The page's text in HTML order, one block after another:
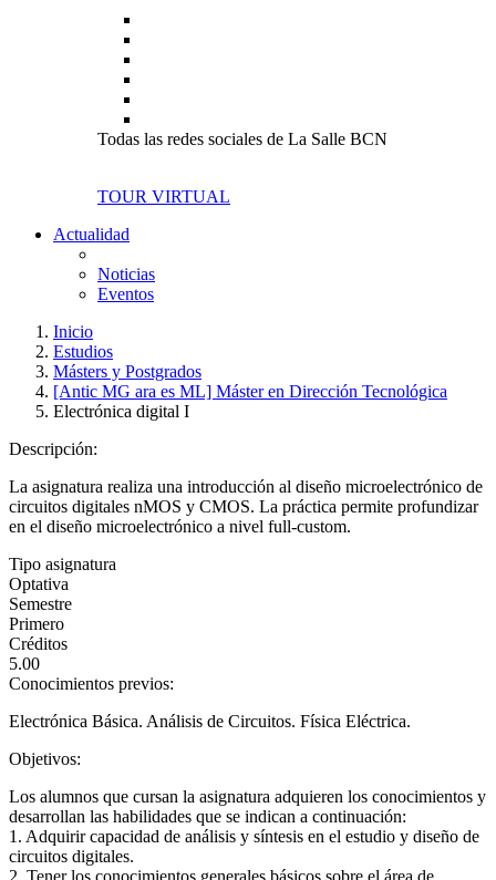
Todas las redes sociales de La Salle BCN
TOUR VIRTUAL
Actualidad
Noticias
Eventos
Inicio
Estudios
Másters y Postgrados
[Antic MG ara es ML] Máster en Dirección Tecnológica
Electrónica digital I
Descripción:
La asignatura realiza una introducción al diseño microelectrónico de
circuitos digitales nMOS y CMOS. La práctica permite profundizar
en el diseño microelectrónico a nivel full-custom.
Tipo asignatura
Optativa
Semestre
Primero
Créditos
5.00
Conocimientos previos:
Electrónica Básica. Análisis de Circuitos. Física Eléctrica.
Objetivos:
Los alumnos que cursan la asignatura adquieren los conocimientos y
desarrollan las habilidades que se indican a continuación:
1. Adquirir capacidad de análisis y síntesis en el estudio y diseño de
circuitos digitales.
2. Tener los conocimientos generales básicos sobre el área de